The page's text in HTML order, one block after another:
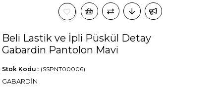
Beli Lastik ve İpli Püskül Detay
Gabardin Pantolon Mavi
(SSPNT00006)
Stok Kodu
GABARDİN